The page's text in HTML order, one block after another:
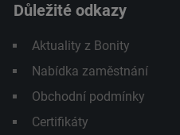
Důležité odkazy
Aktuality z Bonity
Nabídka zaměstnání
Obchodní podmínky
Certifikáty